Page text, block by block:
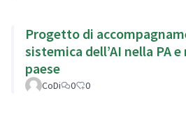
Progetto di
sistemica dell’AI nella PA
paese
CoDi 0 0